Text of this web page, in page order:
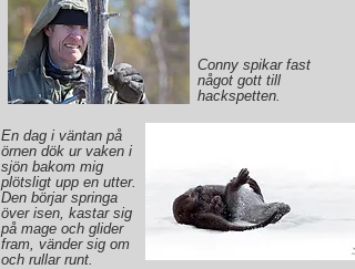
Conny spikar fast
något gott till
hackspetten.
En dag i väntan på
örnen dök ur vaken i
sjön bakom mig
plötsligt upp en utter.
Den börjar springa
över isen, kastar sig
på mage och glider
fram, vänder sig om
och rullar runt.